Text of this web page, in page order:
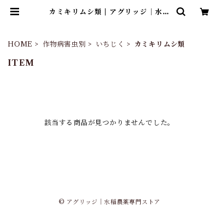
カミキリムシ類 | アグリッジ｜水稲
HOME 作物病害虫別 いちじく カミキリムシ類
ITEM
該当する商品が見つかりませんでした。
© アグリッジ｜水稲農薬専門ストア